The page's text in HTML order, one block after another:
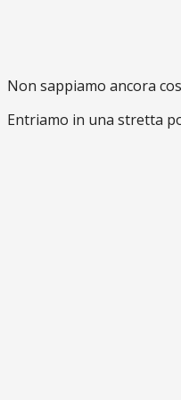
Non sappiamo ancora
Entriamo in una stretta